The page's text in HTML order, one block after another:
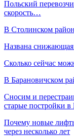
Польский
скорость…
В Столинском
Названа снижающая
Сколько сейчас
В Барановичском
Сносим и
старые постройки в
Почему новые
через несколько лет